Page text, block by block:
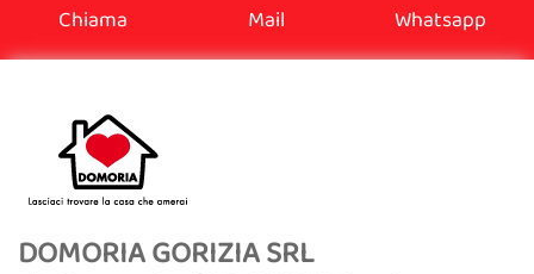
Chiama Mail Whatsapp
DOMORIA GORIZIA SRL